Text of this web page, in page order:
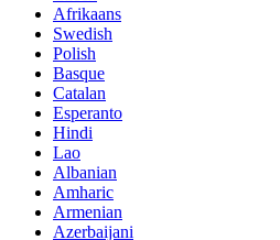
Afrikaans
Swedish
Polish
Basque
Catalan
Esperanto
Hindi
Lao
Albanian
Amharic
Armenian
Azerbaijani